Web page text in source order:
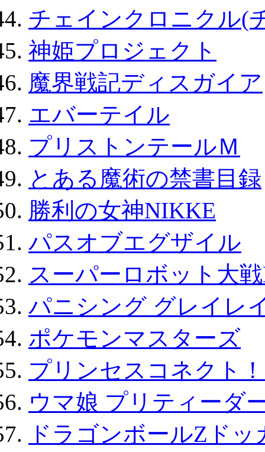
チェインクロニクル(
神姫プロジェクト
魔界戦記ディスガイア
エバーテイル
プリストンテールＭ
とある魔術の禁書目録
勝利の女神NIKKE
パスオブエグザイル
スーパーロボット大
パニシング グレイレ
ポケモンマスターズ
プリンセスコネクト
ウマ娘 プリティーダ
ドラゴンボールZド